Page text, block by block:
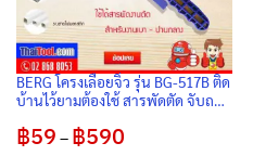
BERG โครงเลื่อยจิ๋ว รุ่น BG-517B ติด
บ้านไว้ยามต้องใช้ สารพัดตัด จับถนัด
฿59 – ฿590Price
range: